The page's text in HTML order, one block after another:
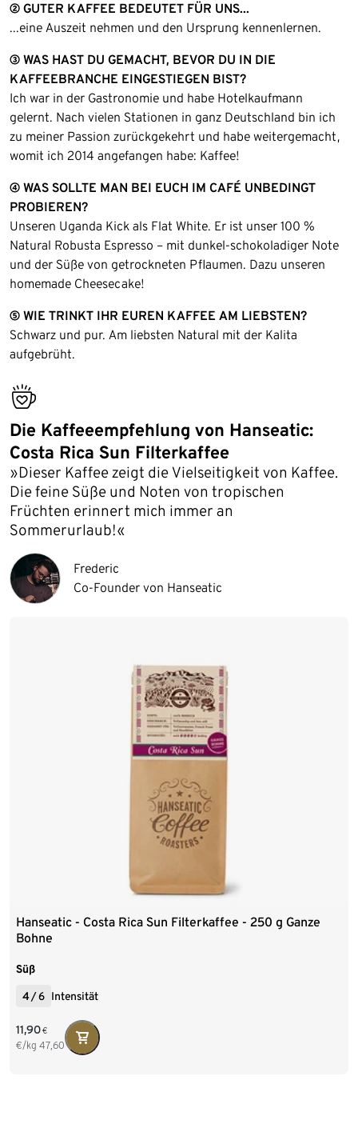
② GUTER KAFFEE BEDEUTET FÜR UNS...
...eine Auszeit nehmen und den Ursprung kennenlernen.
③ WAS HAST DU GEMACHT, BEVOR DU IN DIE
KAFFEEBRANCHE EINGESTIEGEN BIST?
Ich war in der Gastronomie und habe Hotelkaufmann
gelernt. Nach vielen Stationen in ganz Deutschland bin ich
zu meiner Passion zurückgekehrt und habe weitergemacht,
womit ich 2014 angefangen habe: Kaffee!
④ WAS SOLLTE MAN BEI EUCH IM CAFÉ UNBEDINGT
PROBIEREN?
Unseren Uganda Kick als Flat White. Er ist unser 100 %
Natural Robusta Espresso – mit dunkel-schokoladiger Note
und der Süße von getrockneten Pflaumen. Dazu unseren
homemade Cheesecake!
⑤ WIE TRINKT IHR EUREN KAFFEE AM LIEBSTEN?
Schwarz und pur. Am liebsten Natural mit der Kalita
aufgebrüht.
bestseller
Die Kaffeeempfehlung von Hanseatic:
Costa Rica Sun Filterkaffee
»Dieser Kaffee zeigt die Vielseitigkeit von Kaffee.
Die feine Süße und Noten von tropischen
Früchten erinnert mich immer an
Sommerurlaub!«
Frederic
Co-Founder von Hanseatic
Hanseatic - Costa Rica Sun Filterkaffee - 250 g Ganze
Bohne
Süß
4/6 Intensität
11,90€
€/kg 47,60